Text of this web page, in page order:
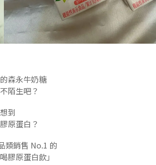
森永牛奶糖
陌生吧？
到
原蛋白？
類銷售 No.1 的
膠原蛋白飲」